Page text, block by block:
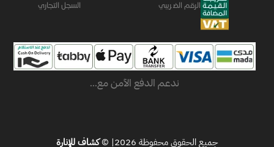
الرقم الضريبي السجل التجاري
ندعم الدفع الآمن مع...
جميع الحقوق محفوظة 2026| © كشاف للإنارة